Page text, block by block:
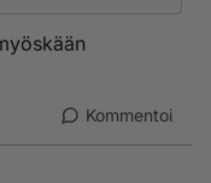
Kommentoi